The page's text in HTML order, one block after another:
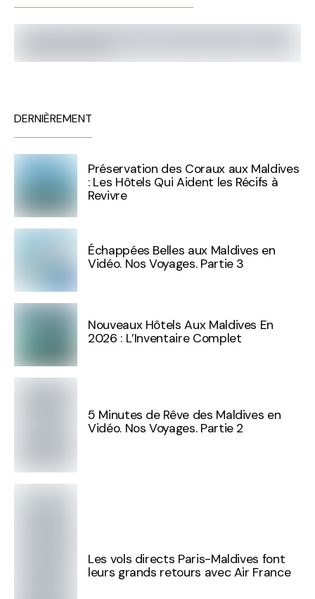
DERNIÈREMENT
Préservation des Coraux aux Maldives
: Les Hôtels Qui Aident les Récifs à
Revivre
Échappées Belles aux Maldives en
Vidéo. Nos Voyages. Partie 3
Nouveaux Hôtels Aux Maldives En
2026 : L’Inventaire Complet
5 Minutes de Rêve des Maldives en
Vidéo. Nos Voyages. Partie 2
Les vols directs Paris-Maldives font
leurs grands retours avec Air France